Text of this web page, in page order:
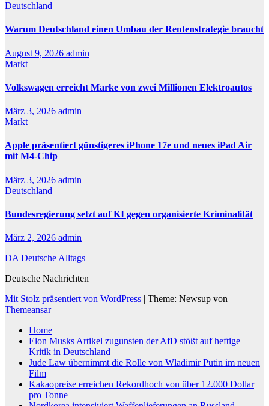
Deutschland
Warum Deutschland einen Umbau der Rentenstrategie braucht
August 9, 2026 admin
Markt
Volkswagen erreicht Marke von zwei Millionen Elektroautos
März 3, 2026 admin
Markt
Apple präsentiert günstigeres iPhone 17e und neues iPad Air
mit M4-Chip
März 3, 2026 admin
Deutschland
Bundesregierung setzt auf KI gegen organisierte Kriminalität
März 2, 2026 admin
DA Deutsche Alltags
Deutsche Nachrichten
Mit Stolz präsentiert von WordPress | Theme: Newsup von
Themeansar
Home
Elon Musks Artikel zugunsten der AfD stößt auf heftige
Kritik in Deutschland
Jude Law übernimmt die Rolle von Wladimir Putin im neuen
Film
Kakaopreise erreichen Rekordhoch von über 12.000 Dollar
pro Tonne